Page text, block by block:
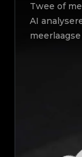
Twee of
AI